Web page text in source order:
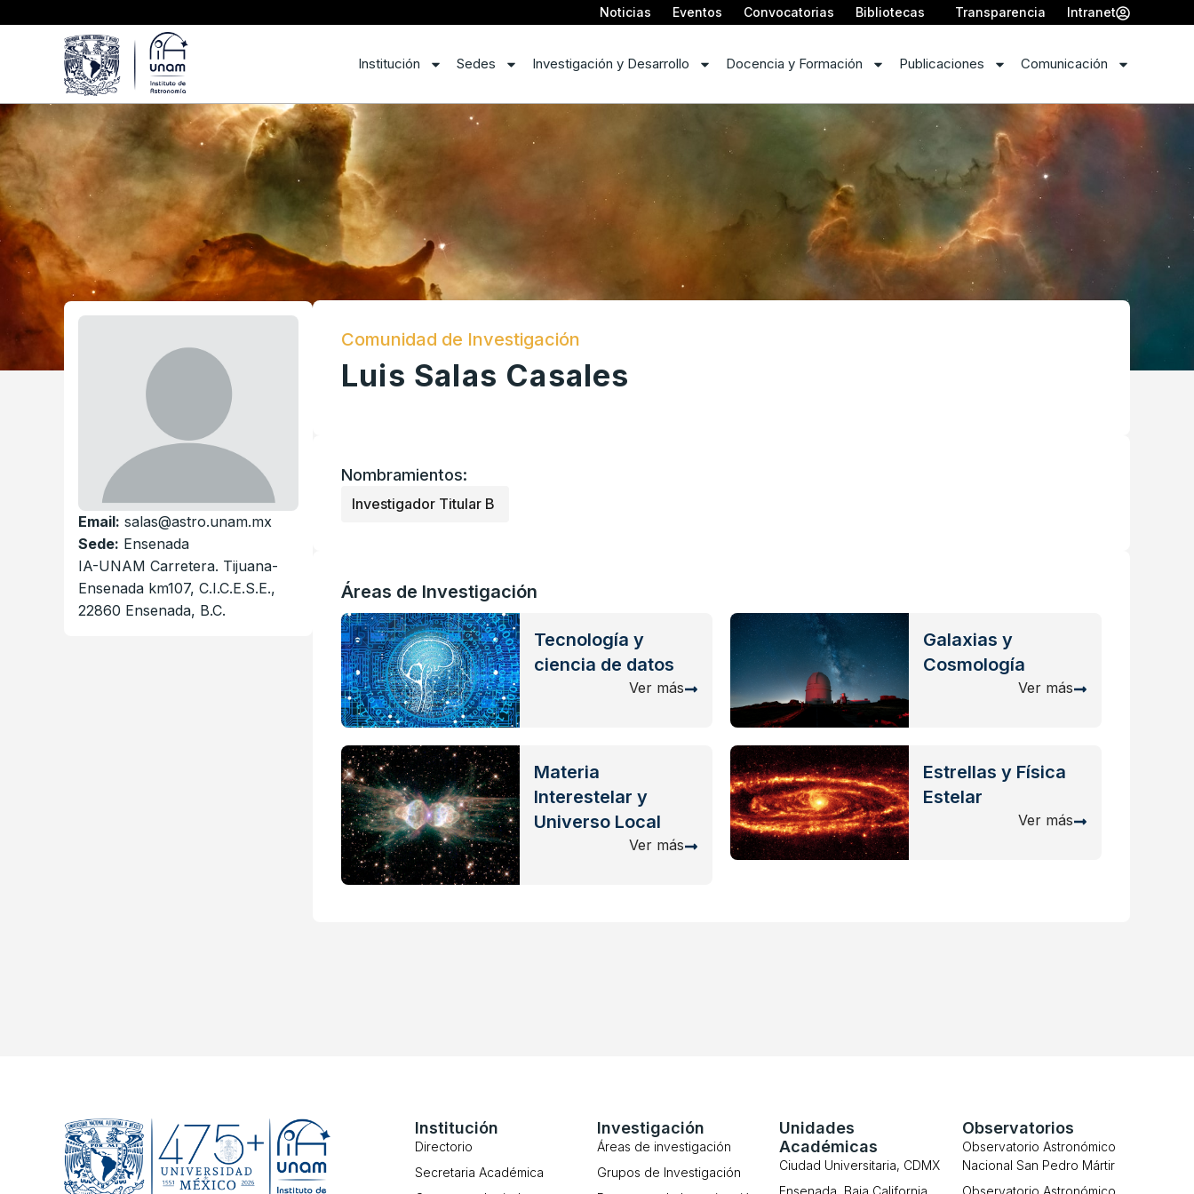
Noticias Eventos Convocatorias Bibliotecas Transparencia Intranet
Institución Sedes Investigación y Desarrollo Docencia y Formación Publicaciones Comunicación
Email: salas@astro.unam.mx
Sede: Ensenada
IA-UNAM Carretera. Tijuana-
Ensenada km107, C.I.C.E.S.E.,
22860 Ensenada, B.C.
Comunidad de Investigación
Luis Salas Casales
Nombramientos:
Investigador Titular B
Áreas de Investigación
Tecnología y
ciencia de datos
Ver más
Galaxias y
Cosmología
Ver más
Materia
Interestelar y
Universo Local
Ver más
Estrellas y Física
Estelar
Ver más
Institución
Directorio
Secretaria Académica
Investigación
Áreas de investigación
Grupos de Investigación
Unidades
Académicas
Ciudad Universitaria, CDMX
Ensenada, Baja California
Observatorios
Observatorio Astronómico
Nacional San Pedro Mártir
Observatorio Astronómico